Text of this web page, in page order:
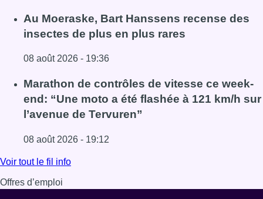
Lire l'article Un nouveau club de MMA ouvre ses portes à
Au Moeraske, Bart Hanssens recense des
insectes de plus en plus rares
08 août 2026 - 19:36
Lire l'article Au Moeraske, Bart Hanssens recense des
Marathon de contrôles de vitesse ce week-
end: “Une moto a été flashée à 121 km/h sur
l’avenue de Tervuren”
08 août 2026 - 19:12
Lire l'article Marathon de contrôles de vitesse ce week-
Voir tout le fil info
Offres d’emploi